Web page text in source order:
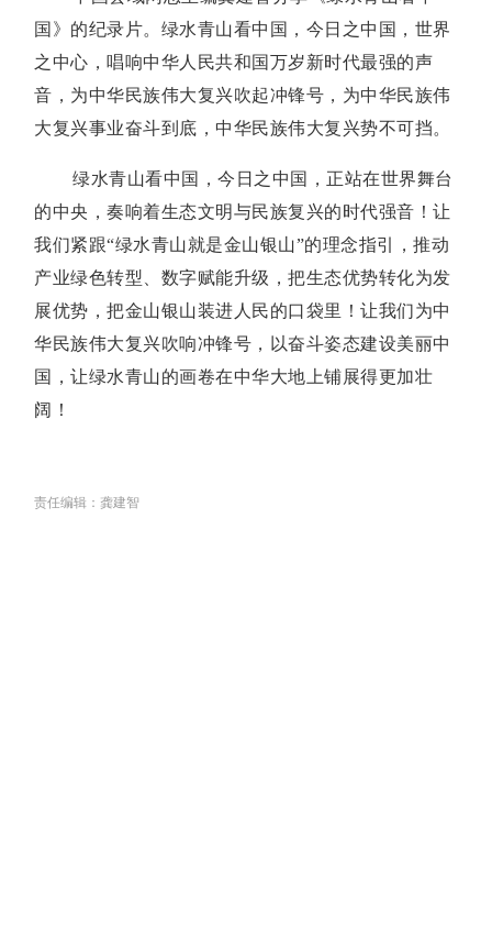
国》的纪录片。绿水青山看中国，今日之中国，世界
之中心，唱响中华人民共和国万岁新时代最强的声
音，为中华民族伟大复兴吹起冲锋号，为中华民族伟
大复兴事业奋斗到底，中华民族伟大复兴势不可挡。
绿水青山看中国，今日之中国，正站在世界舞台
的中央，奏响着生态文明与民族复兴的时代强音！让
我们紧跟“绿水青山就是金山银山”的理念指引，推动
产业绿色转型、数字赋能升级，把生态优势转化为发
展优势，把金山银山装进人民的口袋里！让我们为中
华民族伟大复兴吹响冲锋号，以奋斗姿态建设美丽中
国，让绿水青山的画卷在中华大地上铺展得更加壮
阔！
责任编辑：龚建智